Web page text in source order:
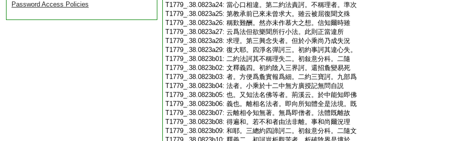
Password Access Policies
T1779_.38.0823a24: 當心口相違。第二約法責訶。不稱理者。準次
T1779_.38.0823a25: 第教承前已來未曾求大。雖云被屈復聞文殊
T1779_.38.0823a26: 稱歎難酬。然亦未作慕大之想。信知爾時雖
T1779_.38.0823a27: 云爲法但欲樂聞所行小法。此則正當違所
T1779_.38.0823a28: 求理。第三興念失者。但於小乘尚乃成失況
T1779_.38.0823a29: 復大耶。四淨名彈訶三。初約事訶其違心失。
T1779_.38.0823b01: 二約法訶其不稱理失二。初敍意分科。二隨
T1779_.38.0823b02: 文釋義四。初約陰入三界訶。還招麁變易死
T1779_.38.0823b03: 者。方便爲麁實報爲細。二約三寶訶。九部爲
T1779_.38.0823b04: 法者。小乘於十二中無方廣授記無問自説
T1779_.38.0823b05: 也。又知法名佛等者。荊溪云。於中能知即佛
T1779_.38.0823b06: 義也。離相名法者。即向所知體全是法境。既
T1779_.38.0823b07: 云離相令知無著。無爲即僧者。法體既離故
T1779_.38.0823b08: 得遍和。若不和者由法非離。事和尚爾況理
T1779_.38.0823b09: 和耶。三總約四諦訶二。初敍意分科。二隨文